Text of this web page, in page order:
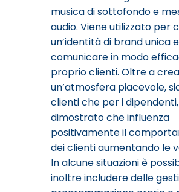
musica di sottofondo e
audio. Viene utilizzato per
un’identità di brand unica
comunicare in modo
proprio clienti. Oltre a
un’atmosfera piacevole,
clienti che per i
dimostrato che influenza
positivamente il
dei clienti aumentando le
In alcune situazioni è
inoltre includere delle